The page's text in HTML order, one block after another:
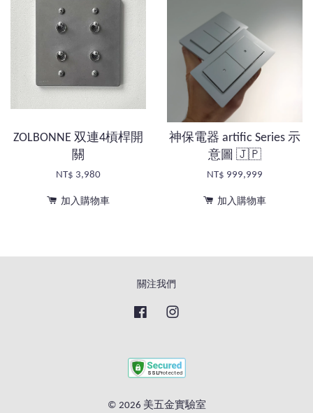
ZOLBONNE 双連4槓桿開
關
NT$ 3,980
加入購物車
神保電器 artific Series 示
意圖 🇯🇵
NT$ 999,999
加入購物車
關注我們
Facebook
© 2026 美五金實驗室